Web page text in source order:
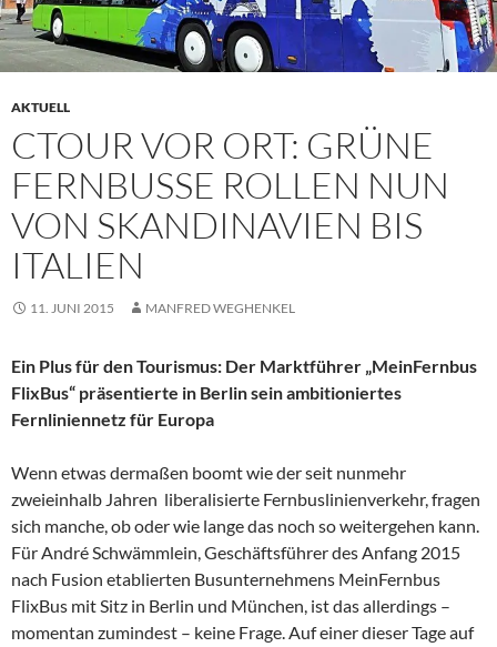
AKTUELL
CTOUR VOR ORT: GRÜNE
FERNBUSSE ROLLEN NUN
VON SKANDINAVIEN BIS
ITALIEN
11. JUNI 2015 MANFRED WEGHENKEL
Ein Plus für den Tourismus: Der Marktführer „MeinFernbus
FlixBus“ präsentierte in Berlin sein ambitioniertes
Fernliniennetz für Europa
Wenn etwas dermaßen boomt wie der seit nunmehr
zweieinhalb Jahren liberalisierte Fernbuslinienverkehr, fragen
sich manche, ob oder wie lange das noch so weitergehen kann.
Für André Schwämmlein, Geschäftsführer des Anfang 2015
nach Fusion etablierten Busunternehmens MeinFernbus
FlixBus mit Sitz in Berlin und München, ist das allerdings –
momentan zumindest – keine Frage. Auf einer dieser Tage auf